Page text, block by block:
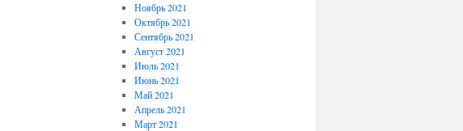
Ноябрь 2021
Октябрь 2021
Сентябрь 2021
Август 2021
Июль 2021
Июнь 2021
Май 2021
Апрель 2021
Март 2021